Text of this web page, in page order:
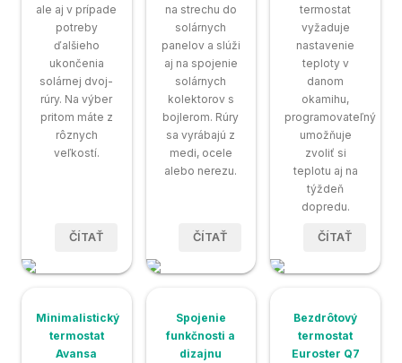
ale aj v prípade
potreby
ďalšieho
ukončenia
solárnej dvoj-
rúry. Na výber
pritom máte z
rôznych
veľkostí.
ČÍTAŤ
na strechu do
solárnych
panelov a slúži
aj na spojenie
solárnych
kolektorov s
bojlerom. Rúry
sa vyrábajú z
medi, ocele
alebo nerezu.
ČÍTAŤ
termostat
vyžaduje
nastavenie
teploty v
danom
okamihu,
programovateľný
umožňuje
zvoliť si
teplotu aj na
týždeň
dopredu.
ČÍTAŤ
Minimalistický
termostat
Avansa
Spojenie
funkčnosti a
dizajnu
Bezdrôtový
termostat
Euroster Q7